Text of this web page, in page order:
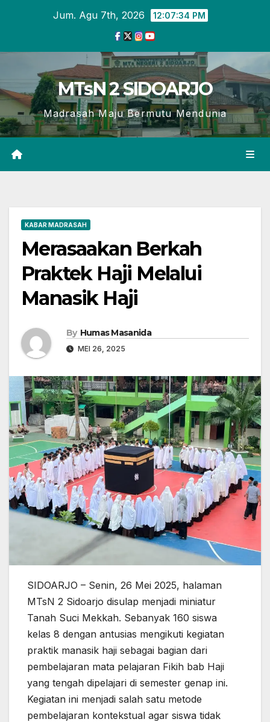
Jum. Agu 7th, 2026 12:07:35 PM
MTsN 2 SIDOARJO
Madrasah Maju Bermutu Mendunia
KABAR MADRASAH
Merasaakan Berkah
Praktek Haji Melalui
Manasik Haji
By Humas Masanida
MEI 26, 2025
SIDOARJO – Senin, 26 Mei 2025, halaman
MTsN 2 Sidoarjo disulap menjadi miniatur
Tanah Suci Mekkah. Sebanyak 160 siswa
kelas 8 dengan antusias mengikuti kegiatan
praktik manasik haji sebagai bagian dari
pembelajaran mata pelajaran Fikih bab Haji
yang tengah dipelajari di semester genap ini.
Kegiatan ini menjadi salah satu metode
pembelajaran kontekstual agar siswa tidak